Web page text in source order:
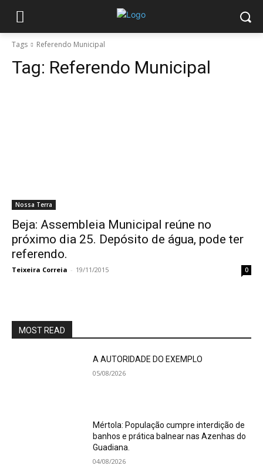
Tags Referendo Municipal
Tag: Referendo Municipal
Nossa Terra
Beja: Assembleia Municipal reúne no
próximo dia 25. Depósito de água, pode ter
referendo.
Teixeira Correia - 19/11/2015 0
MOST READ
A AUTORIDADE DO EXEMPLO
05/08/2026
Mértola: População cumpre interdição de
banhos e prática balnear nas Azenhas do
Guadiana.
04/08/2026